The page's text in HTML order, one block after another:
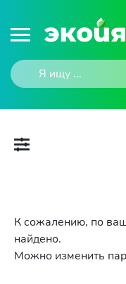
К сожалению, по
найдено.
Можно изменить